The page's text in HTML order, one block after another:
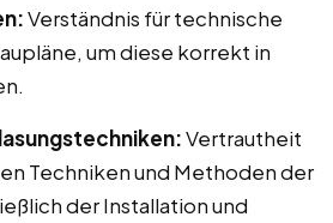
Verständnis für technische
um diese korrekt in
Vertrautheit
Techniken und Methoden der
der Installation und